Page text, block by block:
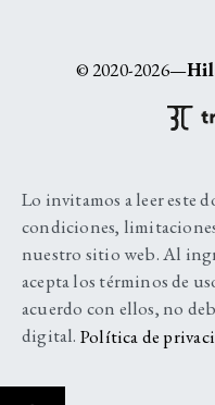
© 2020-2026—
Lo invitamos a leer este
condiciones,
nuestro sitio web. Al
acepta los términos de
acuerdo con ellos, no
digital. Política de